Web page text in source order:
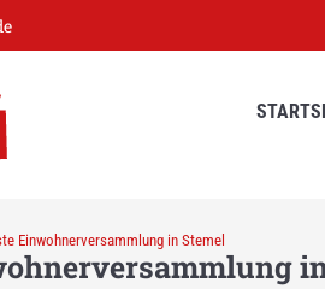
Einwohnerversammlung in Stemel